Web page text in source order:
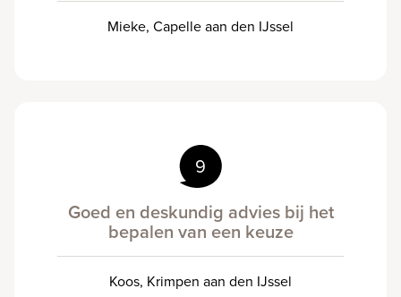
Mieke, Capelle aan den IJssel
9
Goed en deskundig advies bij het
bepalen van een keuze
Koos, Krimpen aan den IJssel